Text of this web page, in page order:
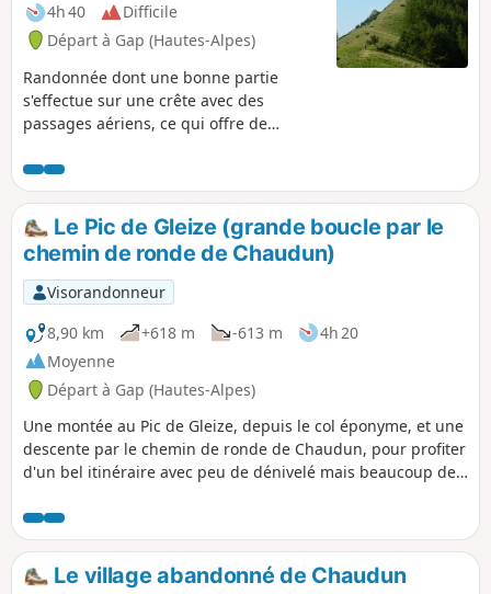
4h 40
Difficile
Départ à Gap (Hautes-Alpes)
Randonnée dont une bonne partie
s'effectue sur une crête avec des
passages aériens, ce qui offre de
Le Pic de Gleize (grande boucle par le
chemin de ronde de Chaudun)
Visorandonneur
8,90 km
+618 m -613 m
4h 20
Moyenne
Départ à Gap (Hautes-Alpes)
Une montée au Pic de Gleize, depuis le col éponyme, et une
descente par le chemin de ronde de Chaudun, pour profiter
d'un bel itinéraire avec peu de dénivelé mais beaucoup de
Le village abandonné de Chaudun